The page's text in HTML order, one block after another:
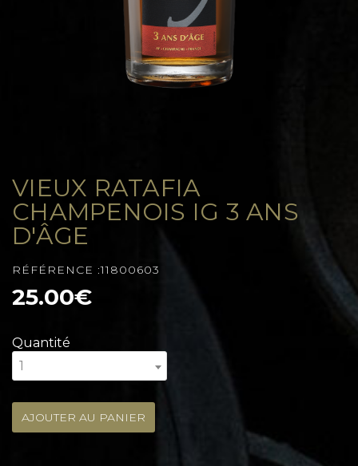
VIEUX RATAFIA
CHAMPENOIS IG 3 ANS
D'ÂGE
RÉFÉRENCE :11800603
25.00€
Quantité
1
AJOUTER AU PANIER